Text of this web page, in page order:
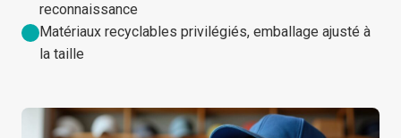
reconnaissance
Matériaux recyclables privilégiés, emballage ajusté à
la taille